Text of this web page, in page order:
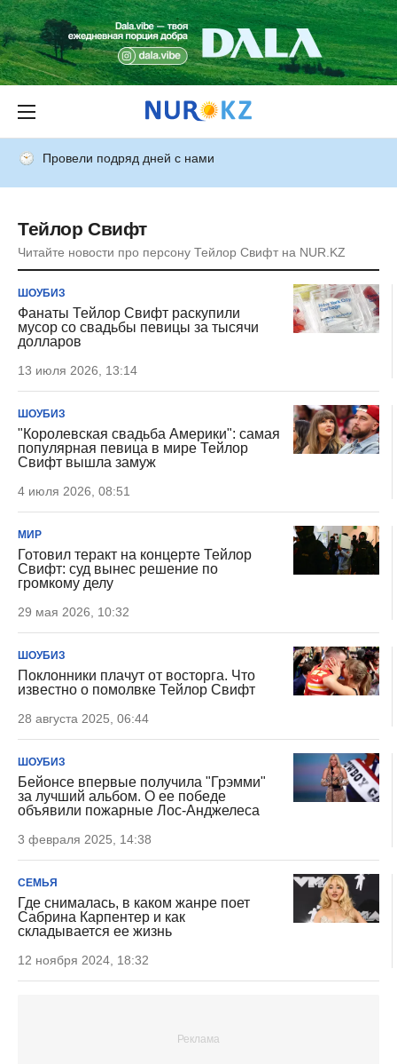
Провели подряд дней с нами
Тейлор Свифт
Читайте новости про персону Тейлор Свифт на NUR.KZ
ШОУБИЗ
Фанаты Тейлор Свифт раскупили
мусор со свадьбы певицы за тысячи
долларов
13 июля 2026, 13:14
ШОУБИЗ
"Королевская свадьба Америки": самая
популярная певица в мире Тейлор
Свифт вышла замуж
4 июля 2026, 08:51
МИР
Готовил теракт на концерте Тейлор
Свифт: суд вынес решение по
громкому делу
29 мая 2026, 10:32
ШОУБИЗ
Поклонники плачут от восторга. Что
известно о помолвке Тейлор Свифт
28 августа 2025, 06:44
ШОУБИЗ
Бейонсе впервые получила "Грэмми"
за лучший альбом. О ее победе
объявили пожарные Лос-Анджелеса
3 февраля 2025, 14:38
СЕМЬЯ
Где снималась, в каком жанре поет
Сабрина Карпентер и как
складывается ее жизнь
12 ноября 2024, 18:32